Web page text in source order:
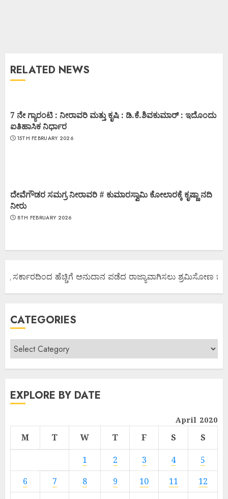
RELATED NEWS
7 ನೇ ಗ್ಯಾರಂಟಿ : ನೀರಾವರಿ ಮತ್ತು ಕೃಷಿ : ಡಿ.ಕೆ.ಶಿವಕುಮಾರ್ : ಇದೊಂದು
ಐತಿಹಾಸಿಕ ನಿರ್ಧಾರ
15TH FEBRUARY 2026
ದೇವೆಗೌಡರ ಸಮಗ್ರ ನೀರಾವರಿ # ಕುಮಾರಸ್ವಾಮಿ ಕೋಲಾರಕ್ಕೆ ಕೃಷ್ಣಾ ನದಿ
ನೀರು
8TH FEBRUARY 2026
ಸರ್ಕಾರದಿಂದ ಹೆಚ್ಚಿಗೆ ಅನುದಾನ ಪಡೆದ ರಾಜ್ಯಾವಾಗಿಸಲು ಶ್ರಮಿಸೋಣ ಬನ್ನಿ.
CATEGORIES
EXPLORE BY DATE
April 2020
M T W T F S
S
1
2 3 4
5
6
7 8 9 10 11
12